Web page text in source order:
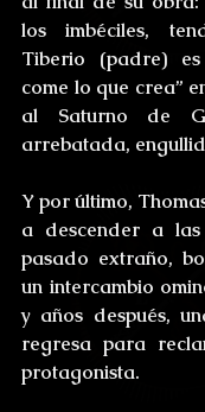
los imbéciles,
Tiberio (padre)
come lo que crea”
al Saturno de
arrebatada,
Y por último,
a descender a
pasado extraño,
un intercambio
y años después,
regresa para
protagonista.